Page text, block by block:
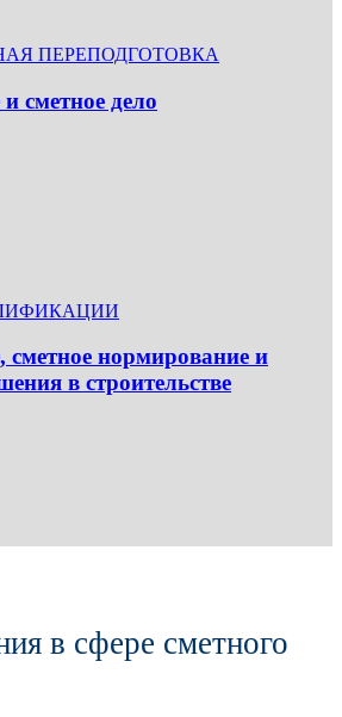
ПЕРЕПОДГОТОВКА
сметное дело
сметное нормирование и
в строительстве
в сфере сметного